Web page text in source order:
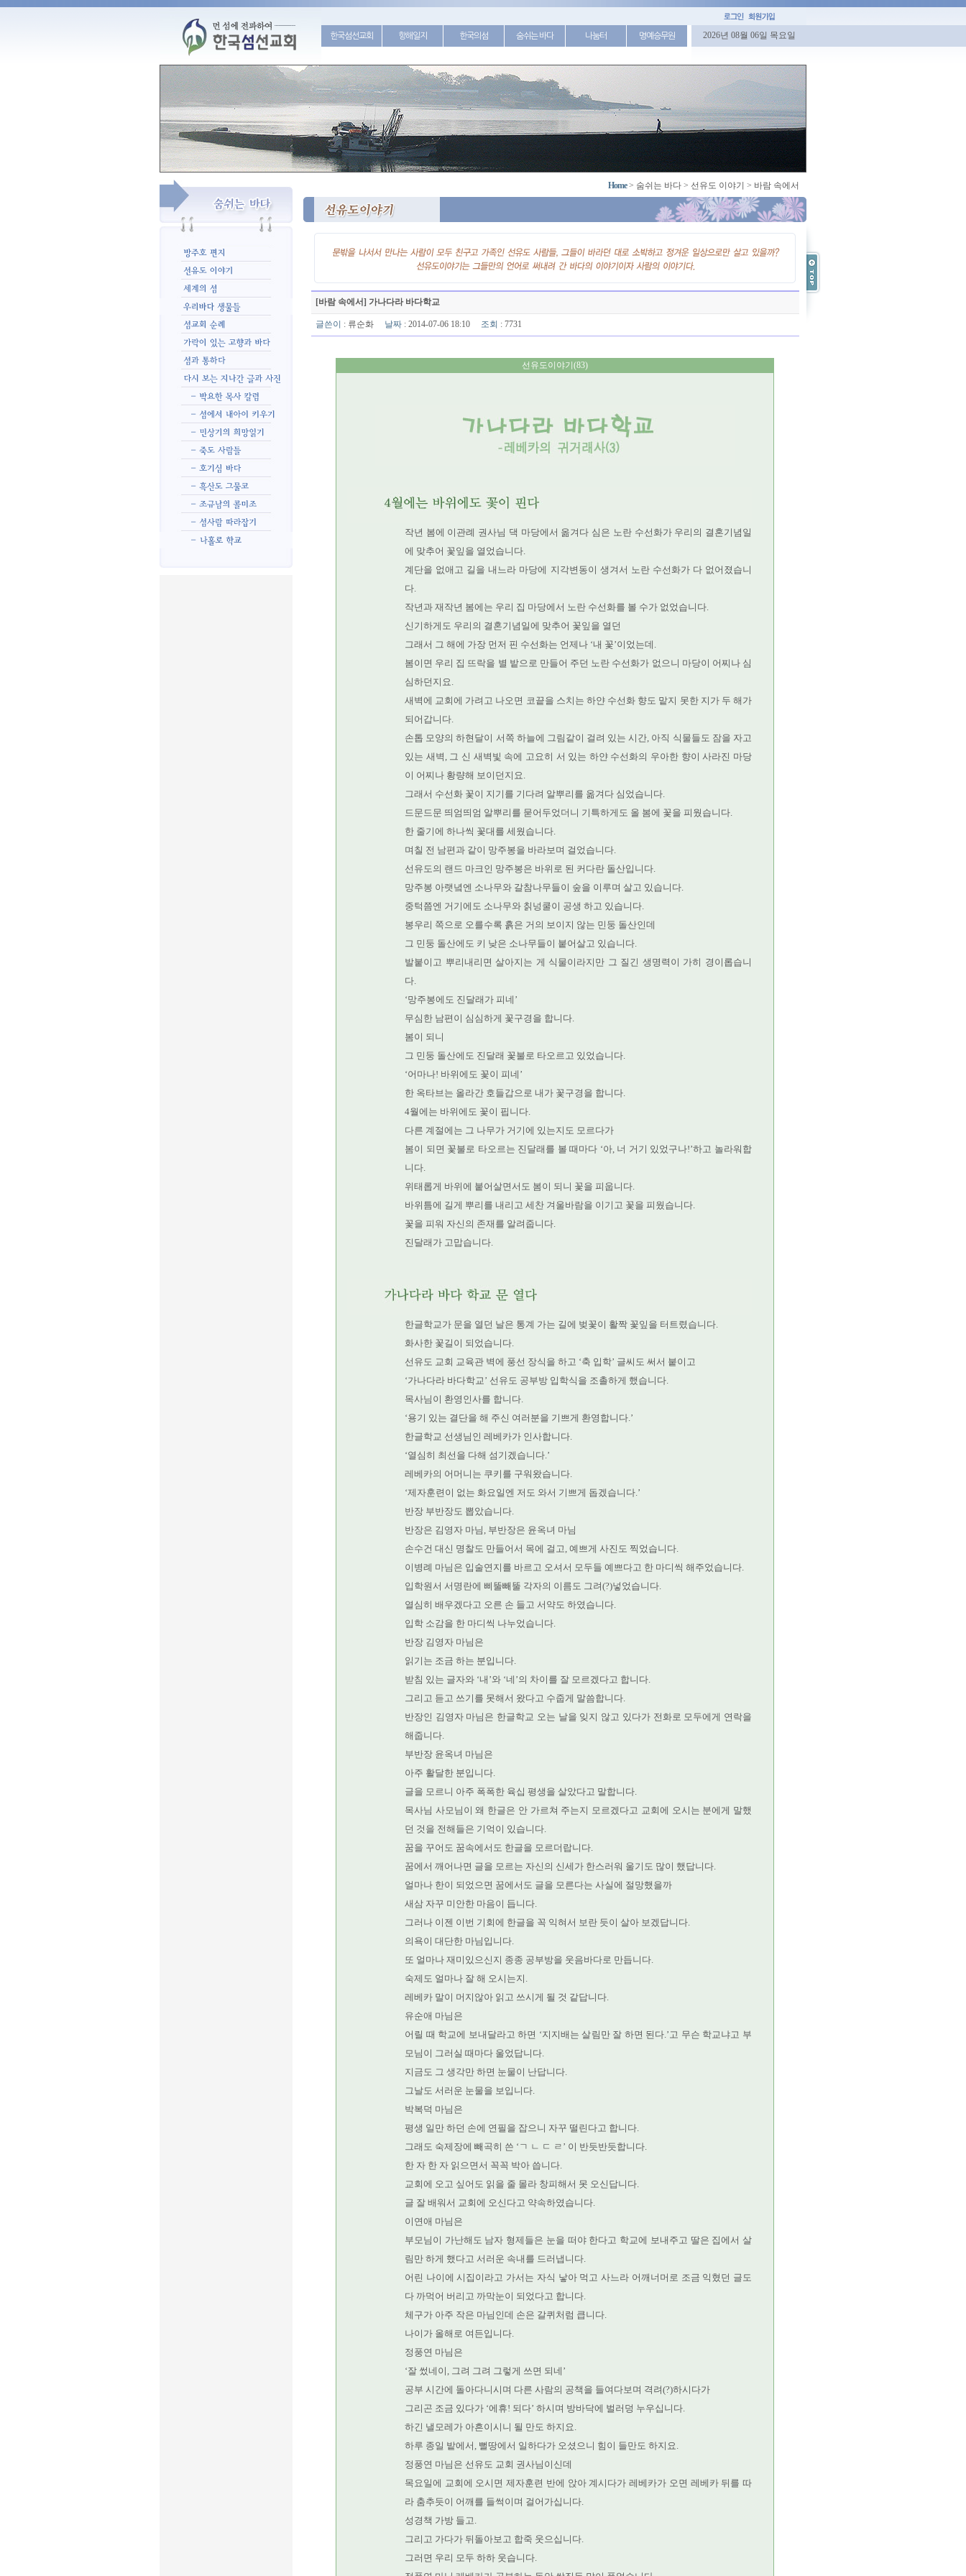
한국섬선교회 항해일지 한국의섬 숨쉬는 바다 나눔터 명예승무원 2026년 08월 06일 목요일
Home> 숨쉬는 바다 > 선유도 이야기 > 바람 속에서
[바람 속에서] 가나다라 바다학교
글쓴이 : 류순화 날짜: 2014-07-06 18:10 조회 : 7731
선유도이야기(83)
작년 봄에 이관례 권사님 댁 마당에서 옮겨다 심은 노란 수선화가 우리의 결혼기념일
에 맞추어 꽃잎을 열었습니다.
계단을 없애고 길을 내느라 마당에 지각변동이 생겨서 노란 수선화가 다 없어졌습니
다.
작년과 재작년 봄에는 우리 집 마당에서 노란 수선화를 볼 수가 없었습니다.
신기하게도 우리의 결혼기념일에 맞추어 꽃잎을 열던
그래서 그 해에 가장 먼저 핀 수선화는 언제나 ‘내 꽃’이었는데.
봄이면 우리 집 뜨락을 별 밭으로 만들어 주던 노란 수선화가 없으니 마당이 어찌나 심
심하던지요.
새벽에 교회에 가려고 나오면 코끝을 스치는 하얀 수선화 향도 맡지 못한 지가 두 해가
되어갑니다.
손톱 모양의 하현달이 서쪽 하늘에 그림같이 걸려 있는 시간, 아직 식물들도 잠을 자고
있는 새벽, 그 신 새벽빛 속에 고요히 서 있는 하얀 수선화의 우아한 향이 사라진 마당
이 어찌나 황량해 보이던지요.
그래서 수선화 꽃이 지기를 기다려 알뿌리를 옮겨다 심었습니다.
드문드문 띄엄띄엄 알뿌리를 묻어두었더니 기특하게도 올 봄에 꽃을 피웠습니다.
한 줄기에 하나씩 꽃대를 세웠습니다.
며칠 전 남편과 같이 망주봉을 바라보며 걸었습니다.
선유도의 랜드 마크인 망주봉은 바위로 된 커다란 돌산입니다.
망주봉 아랫녘엔 소나무와 갈참나무들이 숲을 이루며 살고 있습니다.
중턱쯤엔 거기에도 소나무와 칡넝쿨이 공생 하고 있습니다.
봉우리 쪽으로 오를수록 흙은 거의 보이지 않는 민둥 돌산인데
그 민둥 돌산에도 키 낮은 소나무들이 붙어살고 있습니다.
발붙이고 뿌리내리면 살아지는 게 식물이라지만 그 질긴 생명력이 가히 경이롭습니
다.
‘망주봉에도 진달래가 피네’
무심한 남편이 심심하게 꽃구경을 합니다.
봄이 되니
그 민둥 돌산에도 진달래 꽃불로 타오르고 있었습니다.
‘어마나! 바위에도 꽃이 피네’
한 옥타브는 올라간 호들갑으로 내가 꽃구경을 합니다.
4월에는 바위에도 꽃이 핍니다.
다른 계절에는 그 나무가 거기에 있는지도 모르다가
봄이 되면 꽃불로 타오르는 진달래를 볼 때마다 ‘아, 너 거기 있었구나!’하고 놀라워합
니다.
위태롭게 바위에 붙어살면서도 봄이 되니 꽃을 피웁니다.
바위틈에 길게 뿌리를 내리고 세찬 겨울바람을 이기고 꽃을 피웠습니다.
꽃을 피워 자신의 존재를 알려줍니다.
진달래가 고맙습니다.
한글학교가 문을 열던 날은 통계 가는 길에 벚꽃이 활짝 꽃잎을 터트렸습니다.
화사한 꽃길이 되었습니다.
선유도 교회 교육관 벽에 풍선 장식을 하고 ‘축 입학’ 글씨도 써서 붙이고
‘가나다라 바다학교’ 선유도 공부방 입학식을 조촐하게 했습니다.
목사님이 환영인사를 합니다.
‘용기 있는 결단을 해 주신 여러분을 기쁘게 환영합니다.’
한글학교 선생님인 레베카가 인사합니다.
‘열심히 최선을 다해 섬기겠습니다.’
레베카의 어머니는 쿠키를 구워왔습니다.
‘제자훈련이 없는 화요일엔 저도 와서 기쁘게 돕겠습니다.’
반장 부반장도 뽑았습니다.
반장은 김영자 마님, 부반장은 윤옥녀 마님
손수건 대신 명찰도 만들어서 목에 걸고, 예쁘게 사진도 찍었습니다.
이병례 마님은 입술연지를 바르고 오셔서 모두들 예쁘다고 한 마디씩 해주었습니다.
입학원서 서명란에 삐뚤빼뚤 각자의 이름도 그려(?)넣었습니다.
열심히 배우겠다고 오른 손 들고 서약도 하였습니다.
입학 소감을 한 마디씩 나누었습니다.
반장 김영자 마님은
읽기는 조금 하는 분입니다.
받침 있는 글자와 ‘내’와 ‘네’의 차이를 잘 모르겠다고 합니다.
그리고 듣고 쓰기를 못해서 왔다고 수줍게 말씀합니다.
반장인 김영자 마님은 한글학교 오는 날을 잊지 않고 있다가 전화로 모두에게 연락을
해줍니다.
부반장 윤옥녀 마님은
아주 활달한 분입니다.
글을 모르니 아주 폭폭한 육십 평생을 살았다고 말합니다.
목사님 사모님이 왜 한글은 안 가르쳐 주는지 모르겠다고 교회에 오시는 분에게 말했
던 것을 전해들은 기억이 있습니다.
꿈을 꾸어도 꿈속에서도 한글을 모르더랍니다.
꿈에서 깨어나면 글을 모르는 자신의 신세가 한스러워 울기도 많이 했답니다.
얼마나 한이 되었으면 꿈에서도 글을 모른다는 사실에 절망했을까
새삼 자꾸 미안한 마음이 듭니다.
그러나 이젠 이번 기회에 한글을 꼭 익혀서 보란 듯이 살아 보겠답니다.
의욕이 대단한 마님입니다.
또 얼마나 재미있으신지 종종 공부방을 웃음바다로 만듭니다.
숙제도 얼마나 잘 해 오시는지.
레베카 말이 머지않아 읽고 쓰시게 될 것 같답니다.
유순애 마님은
어릴 때 학교에 보내달라고 하면 ‘지지배는 살림만 잘 하면 된다.’고 무슨 학교냐고 부
모님이 그러실 때마다 울었답니다.
지금도 그 생각만 하면 눈물이 난답니다.
그날도 서러운 눈물을 보입니다.
박복덕 마님은
평생 일만 하던 손에 연필을 잡으니 자꾸 떨린다고 합니다.
그래도 숙제장에 빼곡히 쓴 ‘ㄱ ㄴ ㄷ ㄹ’ 이 반듯반듯합니다.
한 자 한 자 읽으면서 꼭꼭 박아 씁니다.
교회에 오고 싶어도 읽을 줄 몰라 창피해서 못 오신답니다.
글 잘 배워서 교회에 오신다고 약속하였습니다.
이연애 마님은
부모님이 가난해도 남자 형제들은 눈을 떠야 한다고 학교에 보내주고 딸은 집에서 살
림만 하게 했다고 서러운 속내를 드러냅니다.
어린 나이에 시집이라고 가서는 자식 낳아 먹고 사느라 어깨너머로 조금 익혔던 글도
다 까먹어 버리고 까막눈이 되었다고 합니다.
체구가 아주 작은 마님인데 손은 갈퀴처럼 큽니다.
나이가 올해로 여든입니다.
정풍연 마님은
‘잘 썼네이, 그려 그려 그렇게 쓰면 되네’
공부 시간에 돌아다니시며 다른 사람의 공책을 들여다보며 격려(?)하시다가
그리곤 조금 있다가 ‘에휴! 되다’ 하시며 방바닥에 벌러덩 누우십니다.
하긴 낼모레가 아흔이시니 될 만도 하지요.
하루 종일 밭에서, 뻘땅에서 일하다가 오셨으니 힘이 들만도 하지요.
정풍연 마님은 선유도 교회 권사님이신데
목요일에 교회에 오시면 제자훈련 반에 앉아 계시다가 레베카가 오면 레베카 뒤를 따
라 춤추듯이 어깨를 들썩이며 걸어가십니다.
성경책 가방 들고.
그리고 가다가 뒤돌아보고 합죽 웃으십니다.
그러면 우리 모두 하하 웃습니다.